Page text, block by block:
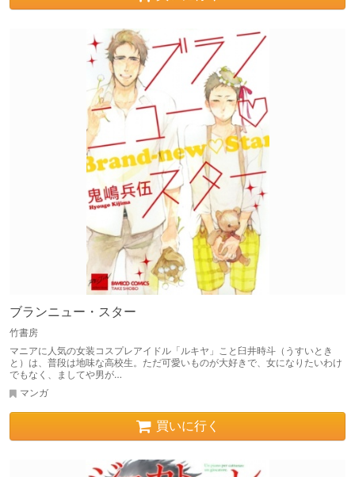
ブランニュー・スター
竹書房
マニアに人気の女装コスプレアイドル「ルキヤ」こと臼井時斗（うすいとき
と）は、普段は地味な高校生。ただ可愛いものが大好きで、女になりたいわけ
でもなく、ましてや男が…
マンガ
買いに行く